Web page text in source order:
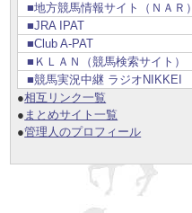
■地方競馬情報サイト（ＮＡＲ）
■JRA IPAT
■Club A-PAT
■ＫＬＡＮ（競馬検索サイト）
■競馬実況中継 ラジオNIKKEI
●相互リンク一覧
● まとめサイト一覧
●管理人のプロフィール